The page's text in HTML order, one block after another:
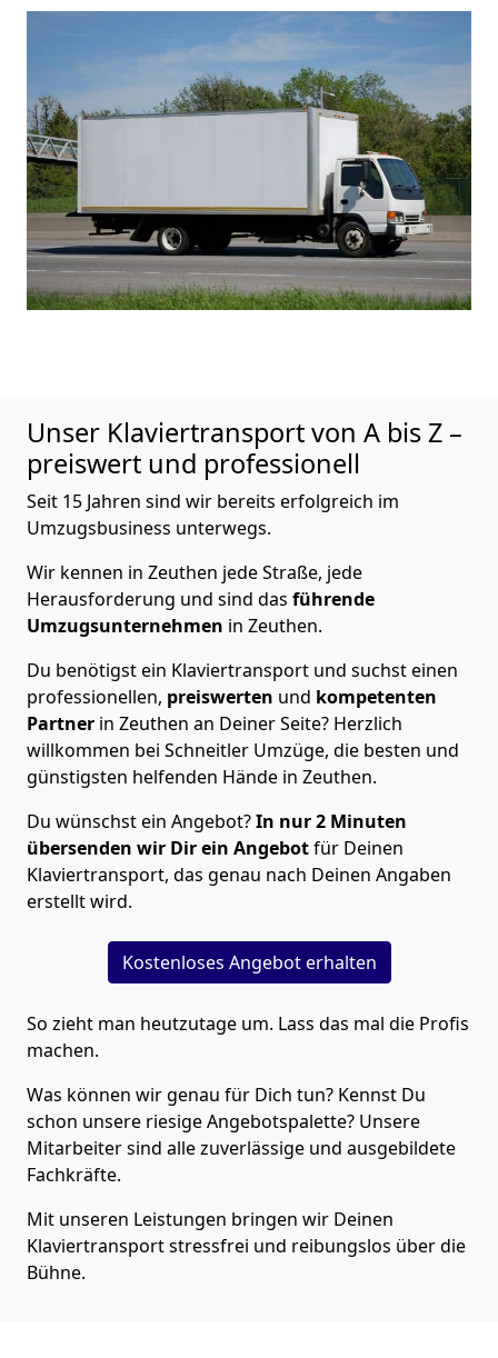
Unser Klaviertransport von A bis Z –
preiswert und professionell
Seit 15 Jahren sind wir bereits erfolgreich im
Umzugsbusiness unterwegs.
Wir kennen in Zeuthen jede Straße, jede
Herausforderung und sind das führende
Umzugsunternehmen in Zeuthen.
Du benötigst ein Klaviertransport und suchst einen
professionellen, preiswerten und kompetenten
Partner in Zeuthen an Deiner Seite? Herzlich
willkommen bei Schneitler Umzüge, die besten und
günstigsten helfenden Hände in Zeuthen.
Du wünschst ein Angebot?In nur 2 Minuten
übersenden wir Dir ein Angebotfür Deinen
Klaviertransport, das genau nach Deinen Angaben
erstellt wird.
Kostenloses Angebot erhalten
So zieht man heutzutage um. Lass das mal die Profis
machen.
Was können wir genau für Dich tun? Kennst Du
schon unsere riesige Angebotspalette? Unsere
Mitarbeiter sind alle zuverlässige und ausgebildete
Fachkräfte.
Mit unseren Leistungen bringen wir Deinen
Klaviertransport stressfrei und reibungslos über die
Bühne.